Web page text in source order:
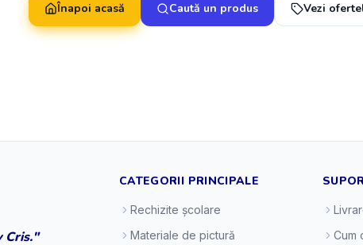
Înapoi acasă Caută un produs Vezi
Cris."
CATEGORII PRINCIPALE
Rechizite școlare
Materiale de pictură
Cum